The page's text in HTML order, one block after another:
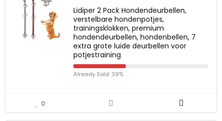
Lidiper 2 Pack Hondendeurbellen,
verstelbare hondenpotjes,
trainingsklokken, premium
hondendeurbellen, hondenbellen, 7
extra grote luide deurbellen voor
potjestraining
Already Sold: 39%
0